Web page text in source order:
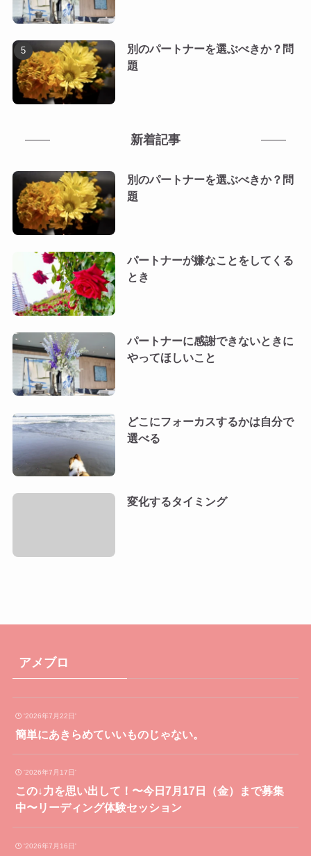
別のパートナーを選ぶべきか？問
題
新着記事
別のパートナーを選ぶべきか？問
題
パートナーが嫌なことをしてくる
とき
パートナーに感謝できないときに
やってほしいこと
どこにフォーカスするかは自分で
選べる
変化するタイミング
アメブロ
'2026年7月22日'
簡単にあきらめていいものじゃない。
'2026年7月17日'
この↓力を思い出して！〜今日7月17日（金）まで募集
中〜リーディング体験セッション
'2026年7月16日'